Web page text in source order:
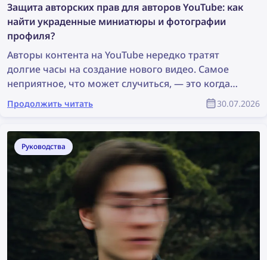
Защита авторских прав для авторов YouTube: как
найти украденные миниатюры и фотографии
профиля?
Авторы контента на YouTube нередко тратят
долгие часы на создание нового видео. Самое
неприятное, что может случиться, — это когда
кто-то просто крадёт их контент, использует его
без разрешения, а настоящий автор не получает
контент и защитить свои авторские права как
участник сообщества YouTube?
Продолжить читать 30.07.2026
Руководства